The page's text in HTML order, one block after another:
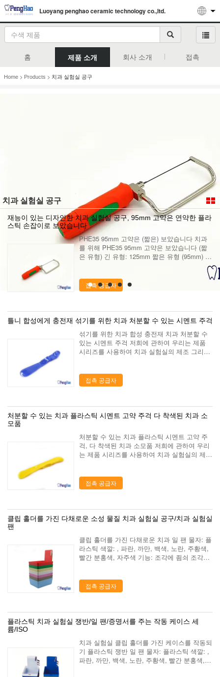
Luoyang penghao ceramic technology co.,ltd.
홈 제품 소개 회사 소개 접촉
Home > Products > 치과 실험실 공구
치과 실험실 공구
재능이 있는 디자인한 치과 실험실 공구, 95mm 고약은 연약한 플라
스틱 손잡이로 보았습니다
PHE35 95mm 고약은 (짧은) 보았습니다 치과
를 위해 PHE35 95mm 고약은 보았습니다 (짧
은 유형) 긴 유형: 125mm 짧은 유형 (95mm) 손
잡이의 재능이 있는 디자인은 예외적 질을 가진
그것의 촉진을 가능하게 합니다. 연약한 플라스
틱 덮개를 가진 손잡...
접촉 공급자
틀니 합성에게 충전재 섞기를 위한 치과 처분할 수 있는 시멘트 주걱
섞기를 위한 치과 합성 충전재 치과 처분할 수
있는 시멘트 주걱 저희에 관하여 우리는 제품
시리즈를 사용하여 치과 실험실의 제조 그리고
운 여행자 도시. 우리 도시를 방문하기 위하여
...
접촉 공급자
처분할 수 있는 치과 플라스틱 시멘트 고약 주걱 다 착색된 치과 소
모품
처분할 수 있는 치과 플라스틱 시멘트 고약 주
걱, 다 착색된 치과 소모품 저희에 관하여 우리
는 제품 시리즈를 사용하여 치과 실험실의 제조
아름다운 여행자 도시. 우리 도시를 방문하...
접촉 공급자
클립 홀더를 가진 다채로운 소성 물질 치과 실험실 공구/치과 실험실
팬
클립 홀더를 가진 다채로운 치과 일 팬 물자: 플
라스틱 색깔: , 파란, 까만, 백색, 노란, 주황색,
빨간 분홍색, 자주색 기능: 조각에 죔쇠 조각은
품 시리즈를 사용하여 치과 ...
접촉 공급자
플라스틱 치과 실험실 쟁반/일 팬/증명서를 주는 작동 케이스 세
륨/ISO
치과 실험실 클립 홀더를 가진 케이스를 작동되
기 플라스틱 쟁반 일 팬 물자: 플라스틱 색깔: ,
파란, 까만, 백색, 노란, 주황색, 빨간 분홍색,